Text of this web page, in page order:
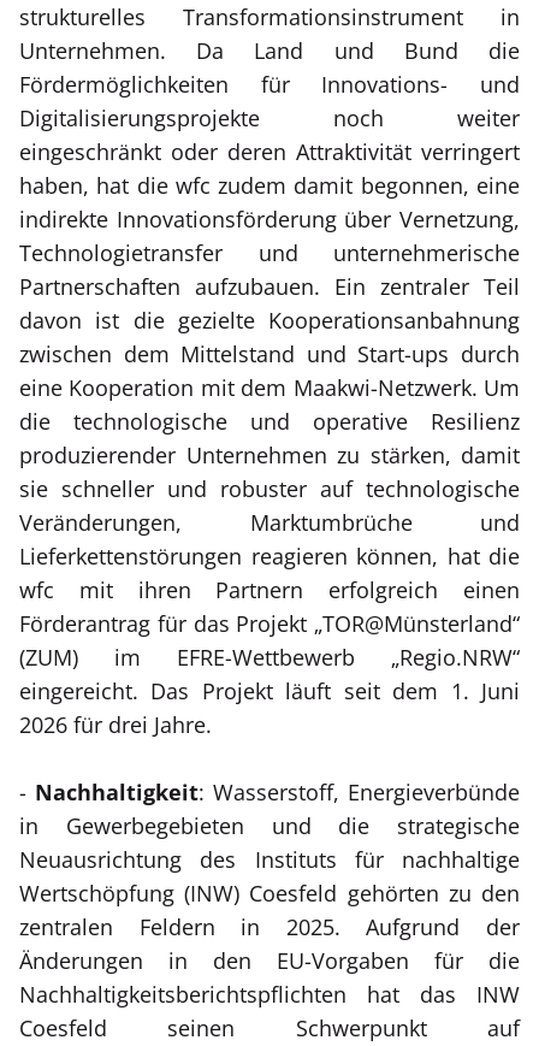
strukturelles Transformationsinstrument in
Unternehmen. Da Land und Bund die
Fördermöglichkeiten für Innovations- und
Digitalisierungsprojekte noch weiter
eingeschränkt oder deren Attraktivität verringert
haben, hat die wfc zudem damit begonnen, eine
indirekte Innovationsförderung über Vernetzung,
Technologietransfer und unternehmerische
Partnerschaften aufzubauen. Ein zentraler Teil
davon ist die gezielte Kooperationsanbahnung
zwischen dem Mittelstand und Start-ups durch
eine Kooperation mit dem Maakwi-Netzwerk. Um
die technologische und operative Resilienz
produzierender Unternehmen zu stärken, damit
sie schneller und robuster auf technologische
Veränderungen, Marktumbrüche und
Lieferkettenstörungen reagieren können, hat die
wfc mit ihren Partnern erfolgreich einen
Förderantrag für das Projekt „TOR@Münsterland“
(ZUM) im EFRE-Wettbewerb „Regio.NRW“
eingereicht. Das Projekt läuft seit dem 1. Juni
2026 für drei Jahre.
- Nachhaltigkeit: Wasserstoff, Energieverbünde
in Gewerbegebieten und die strategische
Neuausrichtung des Instituts für nachhaltige
Wertschöpfung (INW) Coesfeld gehörten zu den
zentralen Feldern in 2025. Aufgrund der
Änderungen in den EU-Vorgaben für die
Nachhaltigkeitsberichtspflichten hat das INW
Coesfeld seinen Schwerpunkt auf